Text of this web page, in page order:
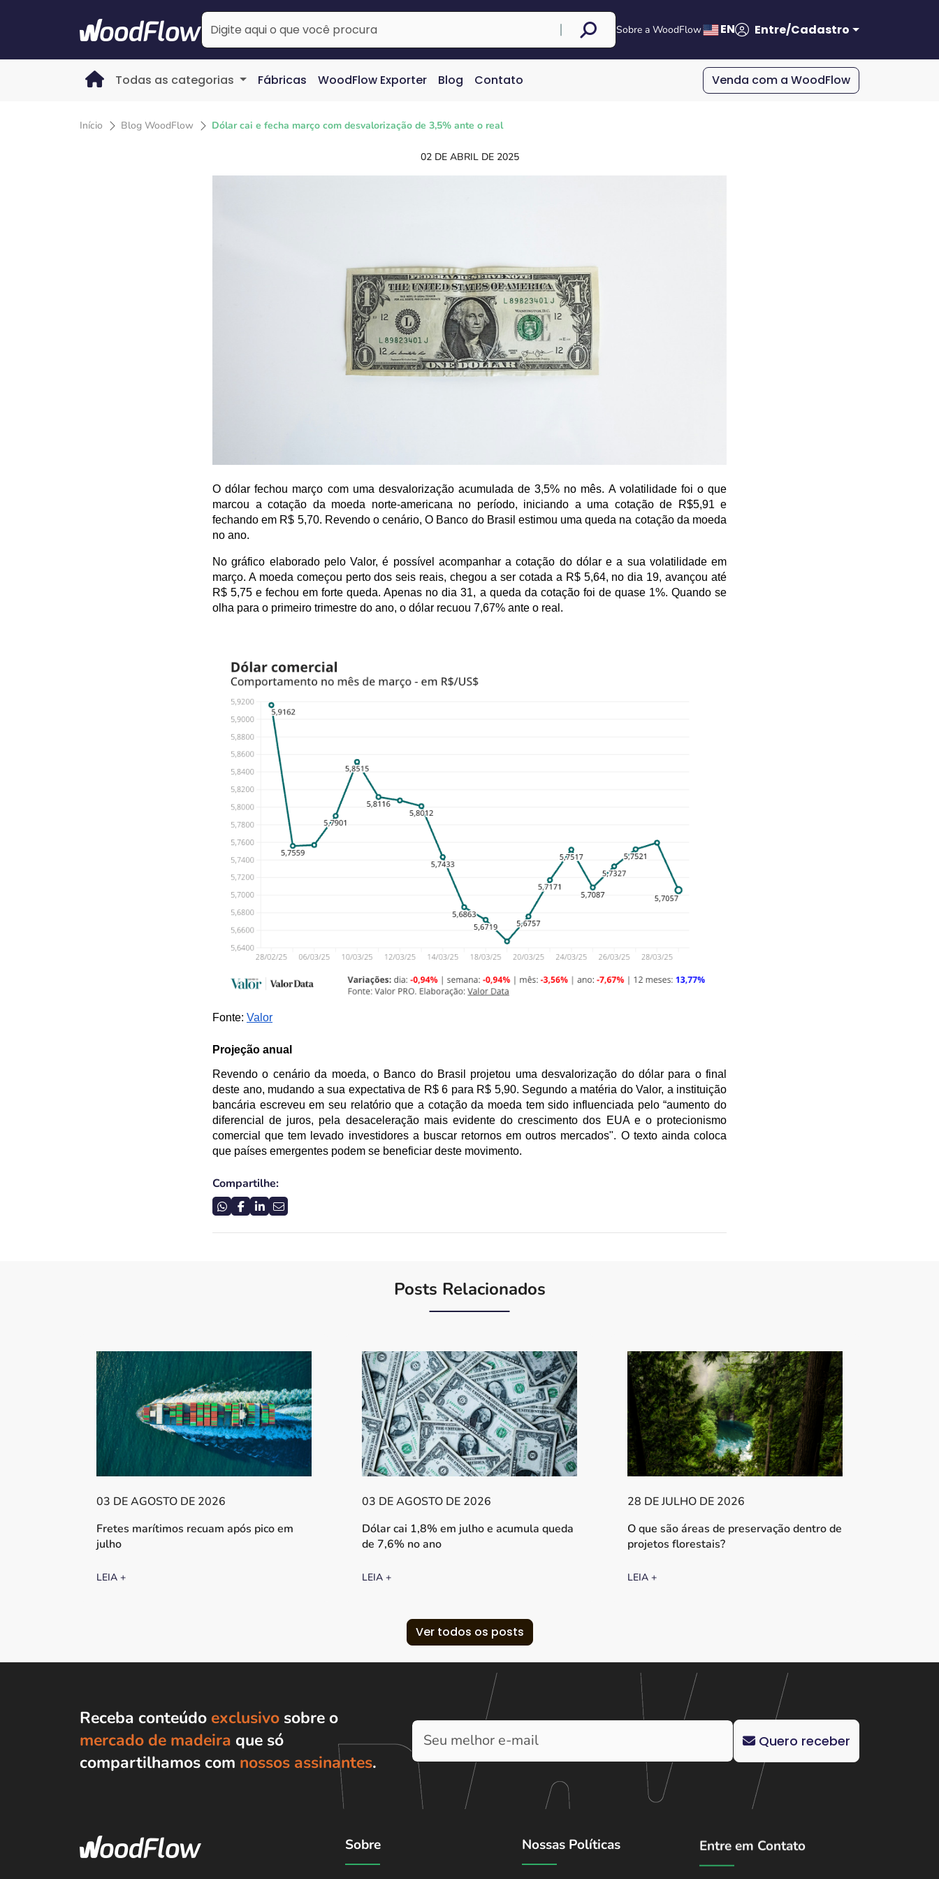
Sobre a WoodFlow EN Entre/Cadastro
Todas as categorias Fábricas WoodFlow Exporter Blog Contato Venda com a WoodFlow
Início Blog WoodFlow Dólar cai e fecha março com desvalorização de 3,5% ante o real
02 DE ABRIL DE 2025
O dólar fechou março com uma desvalorização acumulada de 3,5% no mês. A volatilidade foi o que
marcou a cotação da moeda norte-americana no período, iniciando a uma cotação de R$5,91 e
fechando em R$ 5,70. Revendo o cenário, O Banco do Brasil estimou uma queda na cotação da moeda
no ano.
No gráfico elaborado pelo Valor, é possível acompanhar a cotação do dólar e a sua volatilidade em
março. A moeda começou perto dos seis reais, chegou a ser cotada a R$ 5,64, no dia 19, avançou até
R$ 5,75 e fechou em forte queda. Apenas no dia 31, a queda da cotação foi de quase 1%. Quando se
olha para o primeiro trimestre do ano, o dólar recuou 7,67% ante o real.
Fonte: Valor
Projeção anual
Revendo o cenário da moeda, o Banco do Brasil projetou uma desvalorização do dólar para o final
deste ano, mudando a sua expectativa de R$ 6 para R$ 5,90. Segundo a matéria do Valor, a instituição
bancária escreveu em seu relatório que a cotação da moeda tem sido influenciada pelo “aumento do
diferencial de juros, pela desaceleração mais evidente do crescimento dos EUA e o protecionismo
comercial que tem levado investidores a buscar retornos em outros mercados". O texto ainda coloca
que países emergentes podem se beneficiar deste movimento.
Compartilhe:
Posts Relacionados
03 DE AGOSTO DE 2026
Fretes marítimos recuam após pico em
julho
LEIA +
03 DE AGOSTO DE 2026
Dólar cai 1,8% em julho e acumula queda
de 7,6% no ano
LEIA +
28 DE JULHO DE 2026
O que são áreas de preservação dentro de
projetos florestais?
LEIA +
Ver todos os posts
Receba conteúdo exclusivo sobre o
mercado de madeira que só
compartilhamos com nossos assinantes.
Quero receber
Sobre Nossas Políticas Entre em Contato